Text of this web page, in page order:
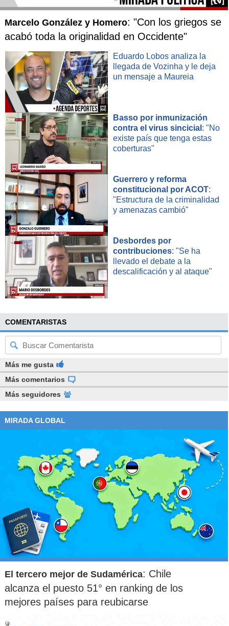
Marcelo González y Homero: "Con los griegos se
acabó toda la originalidad en Occidente"
Eduardo Lobos analiza la
llegada de Vozinha y le deja
un mensaje a Maureia
Basso por inmunización
contra el virus sincicial : "No
existe país que tenga estas
coberturas"
Guerrero y reforma
constitucional por ACOT:
"Estructura de la criminalidad
y amenazas cambió"
Desbordes por
contribuciones: "Se ha
llevado el debate a la
descalificación y al ataque"
COMENTARISTAS
Más me gusta
Más comentarios
Más seguidores
MIRADA GLOBAL
El tercero mejor de Sudamérica: Chile
alcanza el puesto 51° en ranking de los
mejores países para reubicarse